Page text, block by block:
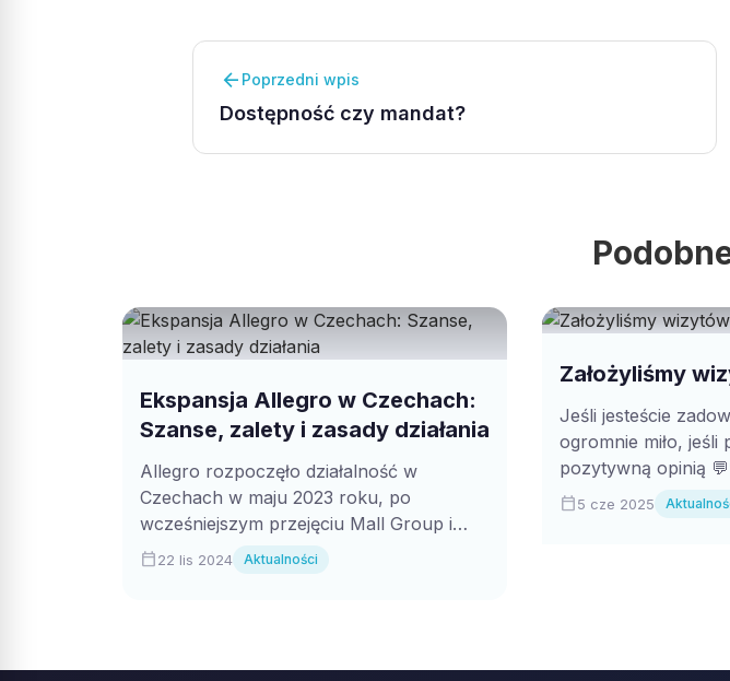
arrow_back Poprzedni wpis
Dostępność czy mandat?
Ekspansja Allegro w Czechach:
Szanse, zalety i zasady działania
Allegro rozpoczęło działalność w
Czechach w maju 2023 roku, po
wcześniejszym przejęciu Mall Group i
We|Do. Platforma dynamicznie rozwija
calendar_today22 lis 2024 Aktualności
Założyliśmy
Jeśli jesteście
ogromnie miło, jeśli
pozytywną opinią
naprawdę ma
calendar_today5 cze 2025